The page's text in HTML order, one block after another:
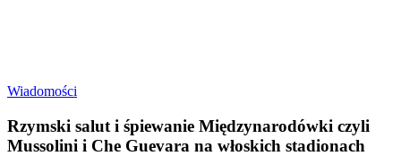
Wiadomości
Rzymski salut i śpiewanie Międzynarodówki czyli
Mussolini i Che Guevara na włoskich stadionach